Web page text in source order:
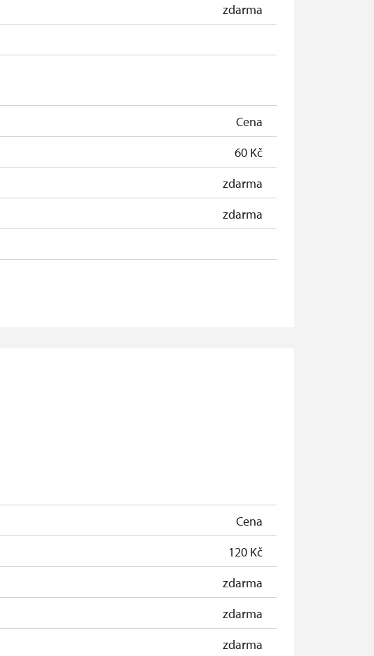
zdarma
Cena
60 Kč
zdarma
zdarma
Cena
120 Kč
zdarma
zdarma
zdarma